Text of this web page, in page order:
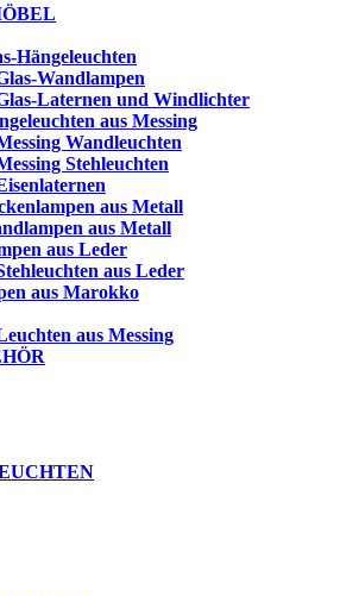
Hängeleuchten
Wandlampen
Laternen und Windlichter
aus Messing
Wandleuchten
Stehleuchten
aus Metall
aus Metall
aus Leder
aus Leder
aus Marokko
aus Messing